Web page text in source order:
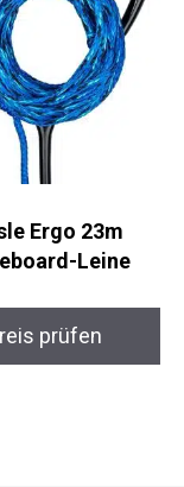
Ergo 23m
Leine
prüfen